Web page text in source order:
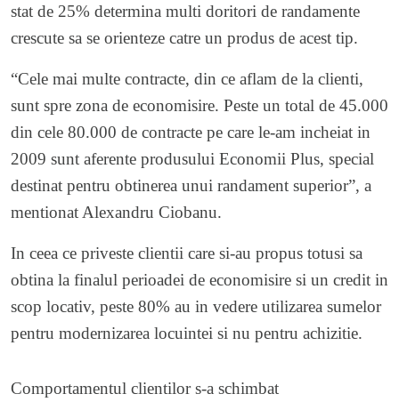
stat de 25% determina multi doritori de randamente
crescute sa se orienteze catre un produs de acest tip.
“Cele mai multe contracte, din ce aflam de la clienti,
sunt spre zona de economisire. Peste un total de 45.000
din cele 80.000 de contracte pe care le-am incheiat in
2009 sunt aferente produsului Economii Plus, special
destinat pentru obtinerea unui randament superior”, a
mentionat Alexandru Ciobanu.
In ceea ce priveste clientii care si-au propus totusi sa
obtina la finalul perioadei de economisire si un credit in
scop locativ, peste 80% au in vedere utilizarea sumelor
pentru modernizarea locuintei si nu pentru achizitie.
Comportamentul clientilor s-a schimbat